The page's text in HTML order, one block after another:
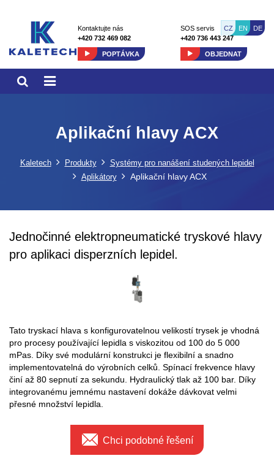
CZ EN DE
Kontaktujte nás
+420 732 469 082
POPTÁVKA
SOS servis
+420 736 443 247
OBJEDNAT
Aplikační hlavy ACX
Kaletech Produkty
Systémy pro nanášení studených lepidel
Aplikátory
Aplikační hlavy ACX
Jednočinné elektropneumatické tryskové hlavy
pro aplikaci disperzních lepidel.
Tato tryskací hlava s konfigurovatelnou velikostí trysek je vhodná
pro procesy používající lepidla s viskozitou od 100 do 5 000
mPas. Díky své modulární konstrukci je flexibilní a snadno
implementovatelná do výrobních celků. Spínací frekvence hlavy
činí až 80 sepnutí za sekundu. Hydraulický tlak až 100 bar. Díky
integrovanému jemnému nastavení dokáže dávkovat velmi
přesné množství lepidla.
Chci podobné řešení